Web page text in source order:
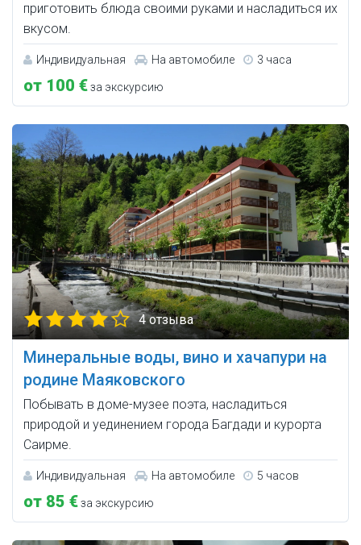
приготовить блюда своими руками и насладиться их
вкусом.
Индивидуальная На автомобиле 3 часа
от 100 €за экскурсию
4 отзыва
Минеральные воды, вино и хачапури на
родине Маяковского
Побывать в доме-музее поэта, насладиться
природой и уединением города Багдади и курорта
Саирме.
Индивидуальная На автомобиле 5 часов
от 85 €за экскурсию